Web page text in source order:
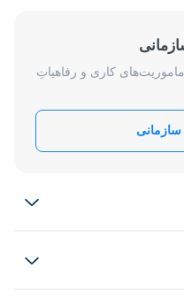
کاری و رفاهیاتِ